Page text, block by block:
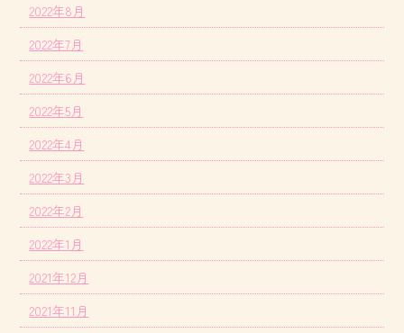
2022年8月
2022年7月
2022年6月
2022年5月
2022年4月
2022年3月
2022年2月
2022年1月
2021年12月
2021年11月